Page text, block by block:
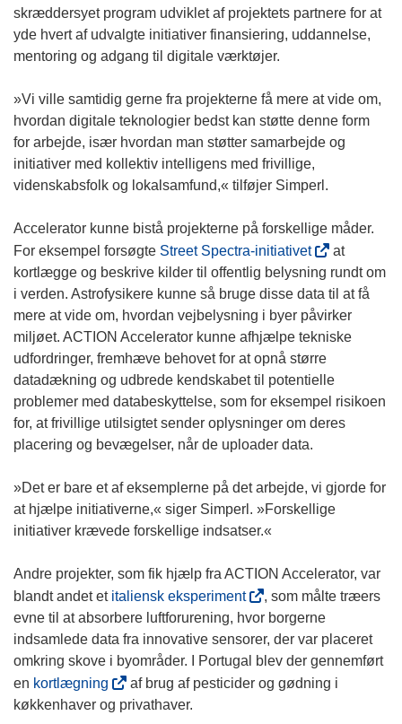
w
i
n
o
w
)
o
p
s
i
n
n
e
w
i
n
d
o
w
)
skræddersyet program udviklet af projektets partnere for at
yde hvert af udvalgte initiativer finansiering, uddannelse,
mentoring og adgang til digitale værktøjer.
»Vi ville samtidig gerne fra projekterne få mere at vide om,
hvordan digitale teknologier bedst kan støtte denne form
for arbejde, især hvordan man støtter samarbejde og
initiativer med kollektiv intelligens med frivillige,
videnskabsfolk og lokalsamfund,« tilføjer Simperl.
Accelerator kunne bistå projekterne på forskellige måder.
For eksempel forsøgte Street Spectra-initiativet(
o
p
e
n
s
i
n
n
w
i
o
w
)
at
kortlægge og beskrive kilder til offentlig belysning rundt om
i verden. Astrofysikere kunne så bruge disse data til at få
mere at vide om, hvordan vejbelysning i byer påvirker
miljøet. ACTION Accelerator kunne afhjælpe tekniske
udfordringer, fremhæve behovet for at opnå større
datadækning og udbrede kendskabet til potentielle
problemer med databeskyttelse, som for eksempel risikoen
for, at frivillige utilsigtet sender oplysninger om deres
placering og bevægelser, når de uploader data.
»Det er bare et af eksemplerne på det arbejde, vi gjorde for
at hjælpe initiativerne,« siger Simperl. »Forskellige
initiativer krævede forskellige indsatser.«
Andre projekter, som fik hjælp fra ACTION Accelerator, var
blandt andet et italiensk eksperiment(
o
p
e
n
, som målte træers
evne til at absorbere luftforurening, hvor borgerne
indsamlede data fra innovative sensorer, der var placeret
omkring skove i byområder. I Portugal blev der gennemført
en kortlægning
o
af brug af pesticider og gødning i
køkkenhaver og privathaver.